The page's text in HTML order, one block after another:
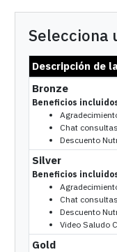
Selecciona
Descripción de
Bronze
Beneficios
Chat
Descuento
Silver
Beneficios
Chat
Descuento
Video Saludo
Gold